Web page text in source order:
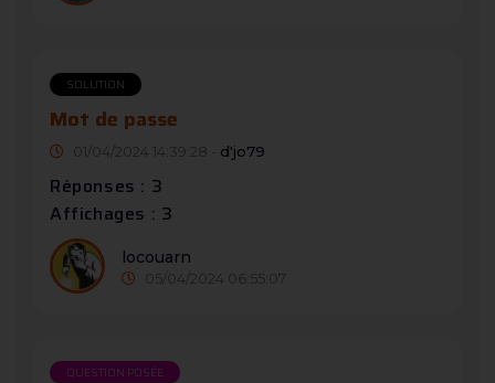
SOLUTION
Mot de passe
01/04/2024 14:39:28 - d'jo79
Réponses : 3
Affichages : 3
locouarn
05/04/2024 06:55:07
QUESTION POSÉE